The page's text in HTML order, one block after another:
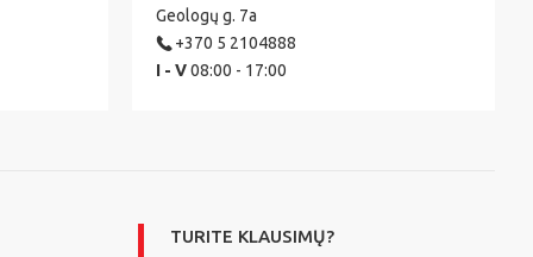
Geologų g. 7a
+370 5 2104888
I - V08:00 - 17:00
TURITE KLAUSIMŲ?